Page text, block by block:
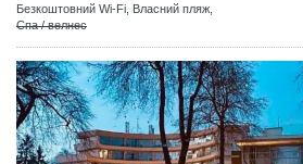
Безкоштовний Wi-Fi, Власний пляж,
Спа / велнес